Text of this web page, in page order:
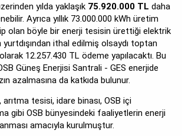
yılda yaklaşık 75.920.000 TL daha
Ayrıca yıllık 73.000.000 kWh üretim
olan böyle bir enerji tesisin ürettiği elektrik
yurtdışından ithal edilmiş olsaydı toptan
12.257.430 TL ödeme yapılacaktı. Bu
Güneş Enerjisi Santrali - GES enerjide
azalmasına da katkıda bulunur.
arıtma tesisi, idare binası, OSB içi
gibi OSB bünyesindeki faaliyetlerin enerji
amacıyla kurulmuştur.